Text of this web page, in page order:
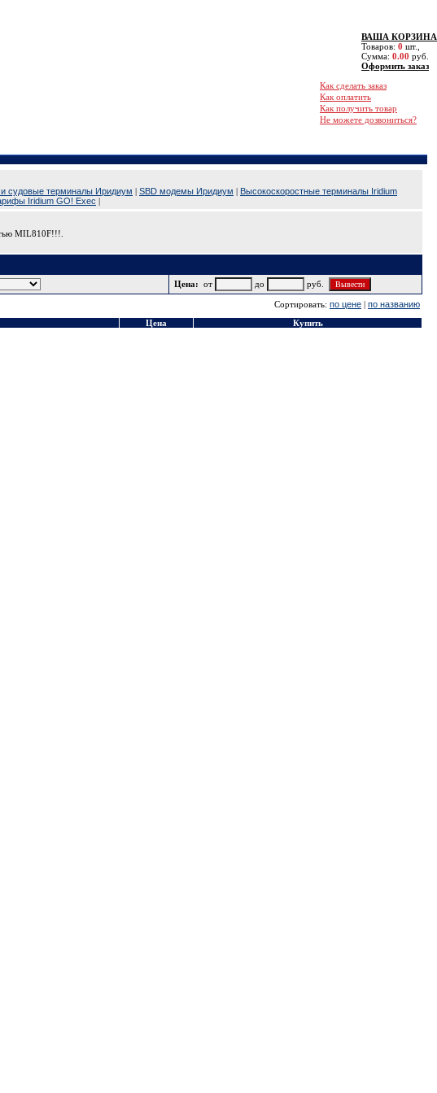
ВАША КОРЗИНА
Товаров: 0 шт.,
Сумма: 0.00 руб.
Оформить заказ
Как сделать заказ
Как оплатить
Как получить товар
Не можете дозвониться?
судовые терминалы Иридиум | SBD модемы Иридиум | Высокоскоростные терминалы Iridium
Iridium GO! Exec |
MIL810F!!!.
Цена: от до руб.
Сортировать: по цене | по названию
Цена Купить